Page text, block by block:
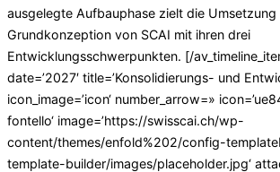
ausgelegte Aufbauphase zielt die Umsetzung
Grundkonzeption von SCAI mit ihren drei
Entwicklungsschwerpunkten. [/
date=’2027′ title=’Konsolidierungs- und
icon_image=’icon‘ number_arrow=»
fontello‘ image=’https://swisscai.ch/wp-
content/themes/enfold%202/config-
template-builder/images/placeholder.jpg‘